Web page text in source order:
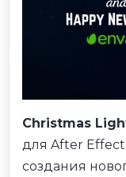
Christmas
для After
создания